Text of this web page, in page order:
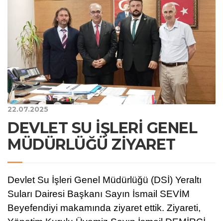
22.07.2025
DEVLET SU İŞLERİ GENEL
MÜDÜRLÜĞÜ ZİYARET
Devlet Su İşleri Genel Müdürlüğü (DSİ) Yeraltı
Suları Dairesi Başkanı Sayın İsmail SEVİM
Beyefendiyi makamında ziyaret ettik. Ziyareti,